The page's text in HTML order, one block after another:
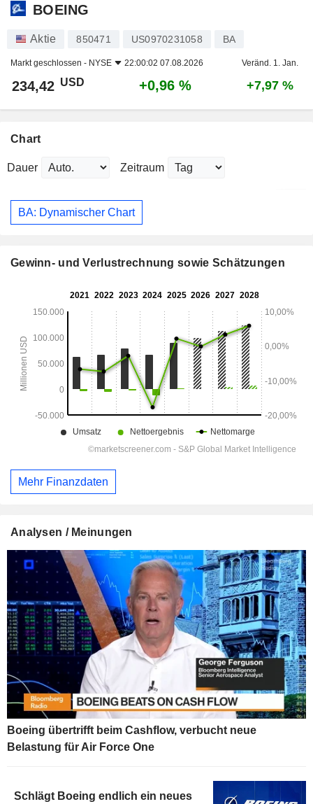
BOEING
Aktie 850471 US0970231058 BA
Markt geschlossen - NYSE 22:00:02 07.08.2026 Veränd. 1. Jan.
234,42 USD +0,96 % +7,97 %
Chart
Dauer Zeitraum
BA: Dynamischer Chart
Gewinn- und Verlustrechnung sowie Schätzungen
Mehr Finanzdaten
Analysen / Meinungen
Boeing übertrifft beim Cashflow, verbucht neue
Belastung für Air Force One
Schlägt Boeing endlich ein neues